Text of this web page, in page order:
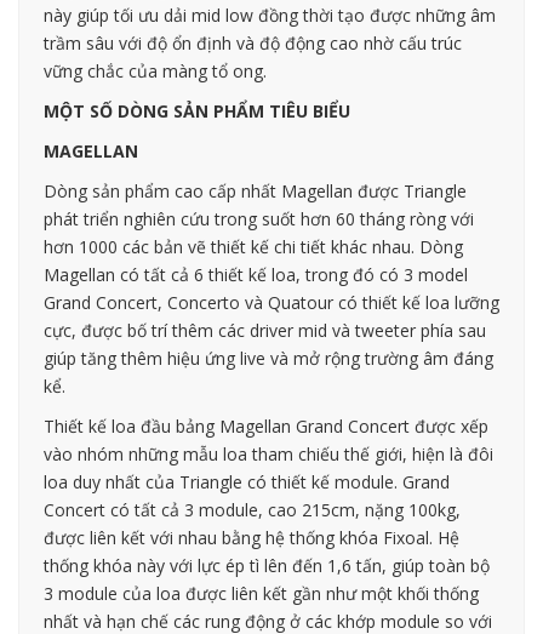
này giúp tối ưu dải mid low đồng thời tạo được những âm
trầm sâu với độ ổn định và độ động cao nhờ cấu trúc
vững chắc của màng tổ ong.
MỘT SỐ DÒNG SẢN PHẨM TIÊU BIỂU
MAGELLAN
Dòng sản phẩm cao cấp nhất Magellan được Triangle
phát triển nghiên cứu trong suốt hơn 60 tháng ròng với
hơn 1000 các bản vẽ thiết kế chi tiết khác nhau. Dòng
Magellan có tất cả 6 thiết kế loa, trong đó có 3 model
Grand Concert, Concerto và Quatour có thiết kế loa lưỡng
cực, được bố trí thêm các driver mid và tweeter phía sau
giúp tăng thêm hiệu ứng live và mở rộng trường âm đáng
kể.
Thiết kế loa đầu bảng Magellan Grand Concert được xếp
vào nhóm những mẫu loa tham chiếu thế giới, hiện là đôi
loa duy nhất của Triangle có thiết kế module. Grand
Concert có tất cả 3 module, cao 215cm, nặng 100kg,
được liên kết với nhau bằng hệ thống khóa Fixoal. Hệ
thống khóa này với lực ép tì lên đến 1,6 tấn, giúp toàn bộ
3 module của loa được liên kết gần như một khối thống
nhất và hạn chế các rung động ở các khớp module so với